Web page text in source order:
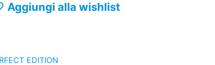
Aggiungi alla wishlist
EDITION